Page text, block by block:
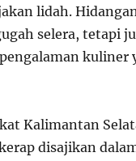
lidah.
selera, tetapi
kuliner
Kalimantan
disajikan